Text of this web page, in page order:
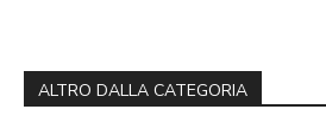
ALTRO DALLA CATEGORIA